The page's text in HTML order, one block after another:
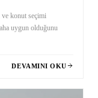
ve konut seçimi
uygun olduğunu
DEVAMINI OKU